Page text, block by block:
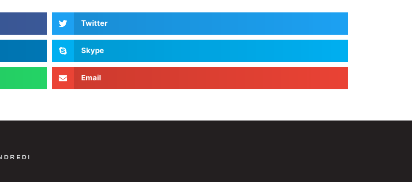
Twitter
Skype
Email